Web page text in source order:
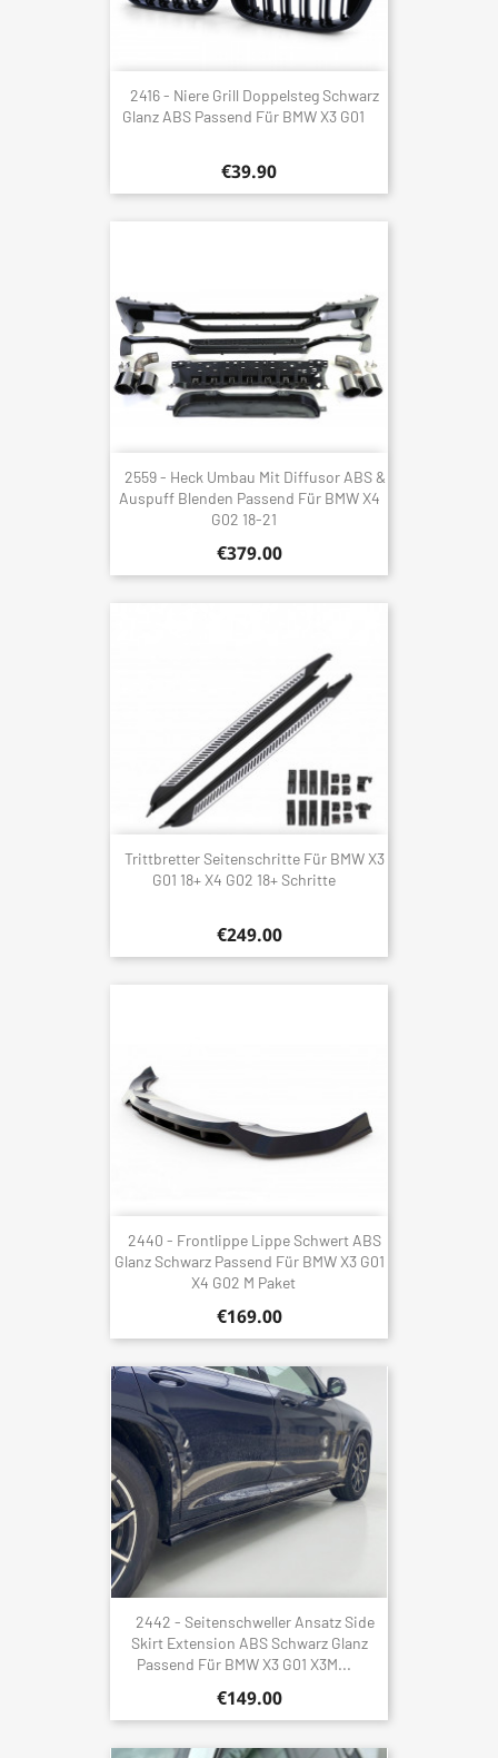
2416 - Niere Grill Doppelsteg Schwarz
Glanz ABS Passend Für BMW X3 G01
€39.90
2559 - Heck Umbau Mit Diffusor ABS &
Auspuff Blenden Passend Für BMW X4
G02 18-21
€379.00
Trittbretter Seitenschritte Für BMW X3
G01 18+ X4 G02 18+ Schritte
€249.00
2440 - Frontlippe Lippe Schwert ABS
Glanz Schwarz Passend Für BMW X3 G01
X4 G02 M Paket
€169.00
2442 - Seitenschweller Ansatz Side
Skirt Extension ABS Schwarz Glanz
Passend Für BMW X3 G01 X3M...
€149.00